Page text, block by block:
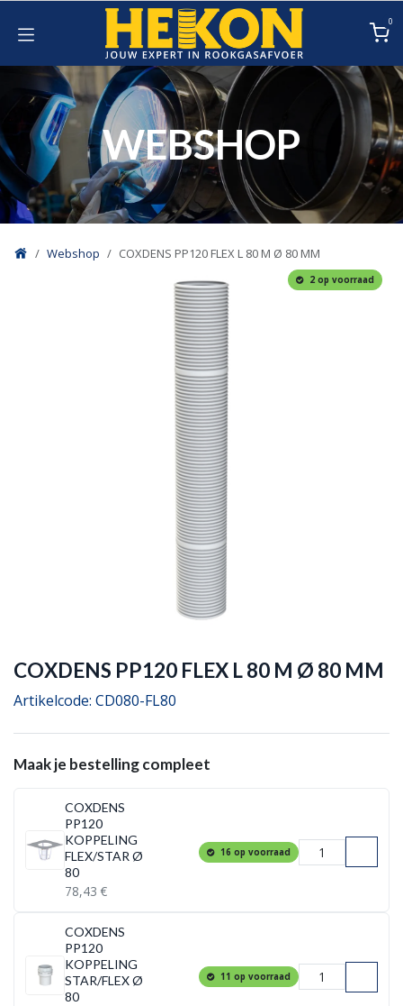
Overslaan naar inhoud
0
WEBSHOP
Webshop COXDENS PP120 FLEX L 80 M Ø 80 MM
2 op voorraad
COXDENS PP120 FLEX L 80 M Ø 80 MM
Artikelcode: CD080-FL80
Maak je bestelling compleet
COXDENS
PP120
KOPPELING
FLEX/STAR Ø
80
78,43 €
16 op voorraad
COXDENS
PP120
KOPPELING
STAR/FLEX Ø
80
11 op voorraad